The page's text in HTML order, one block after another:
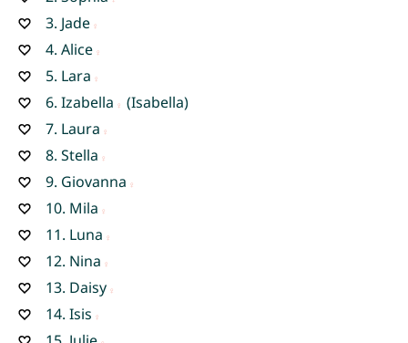
3. Jade
4. Alice
5. Lara
6. Izabella
(Isabella)
7. Laura
8. Stella
9. Giovanna
10. Mila
11. Luna
12. Nina
13. Daisy
14. Isis